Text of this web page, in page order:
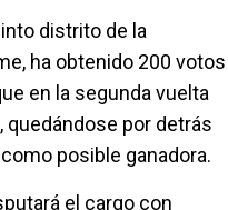
distrito de la
ha obtenido 200 votos
en la segunda vuelta
quedándose por detrás
posible ganadora.
el cargo con